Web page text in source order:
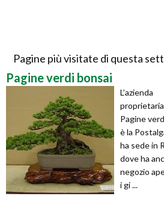
Pagine più visitate di questa
Pagine verdi bonsai
L’azienda
Pagine
è la
ha sede in
dove ha
negozio
i gi ...